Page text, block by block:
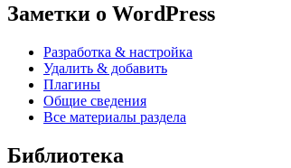
Заметки о WordPress
Разработка & настройка
Удалить & добавить
Плагины
Общие сведения
Все материалы раздела
Библиотека